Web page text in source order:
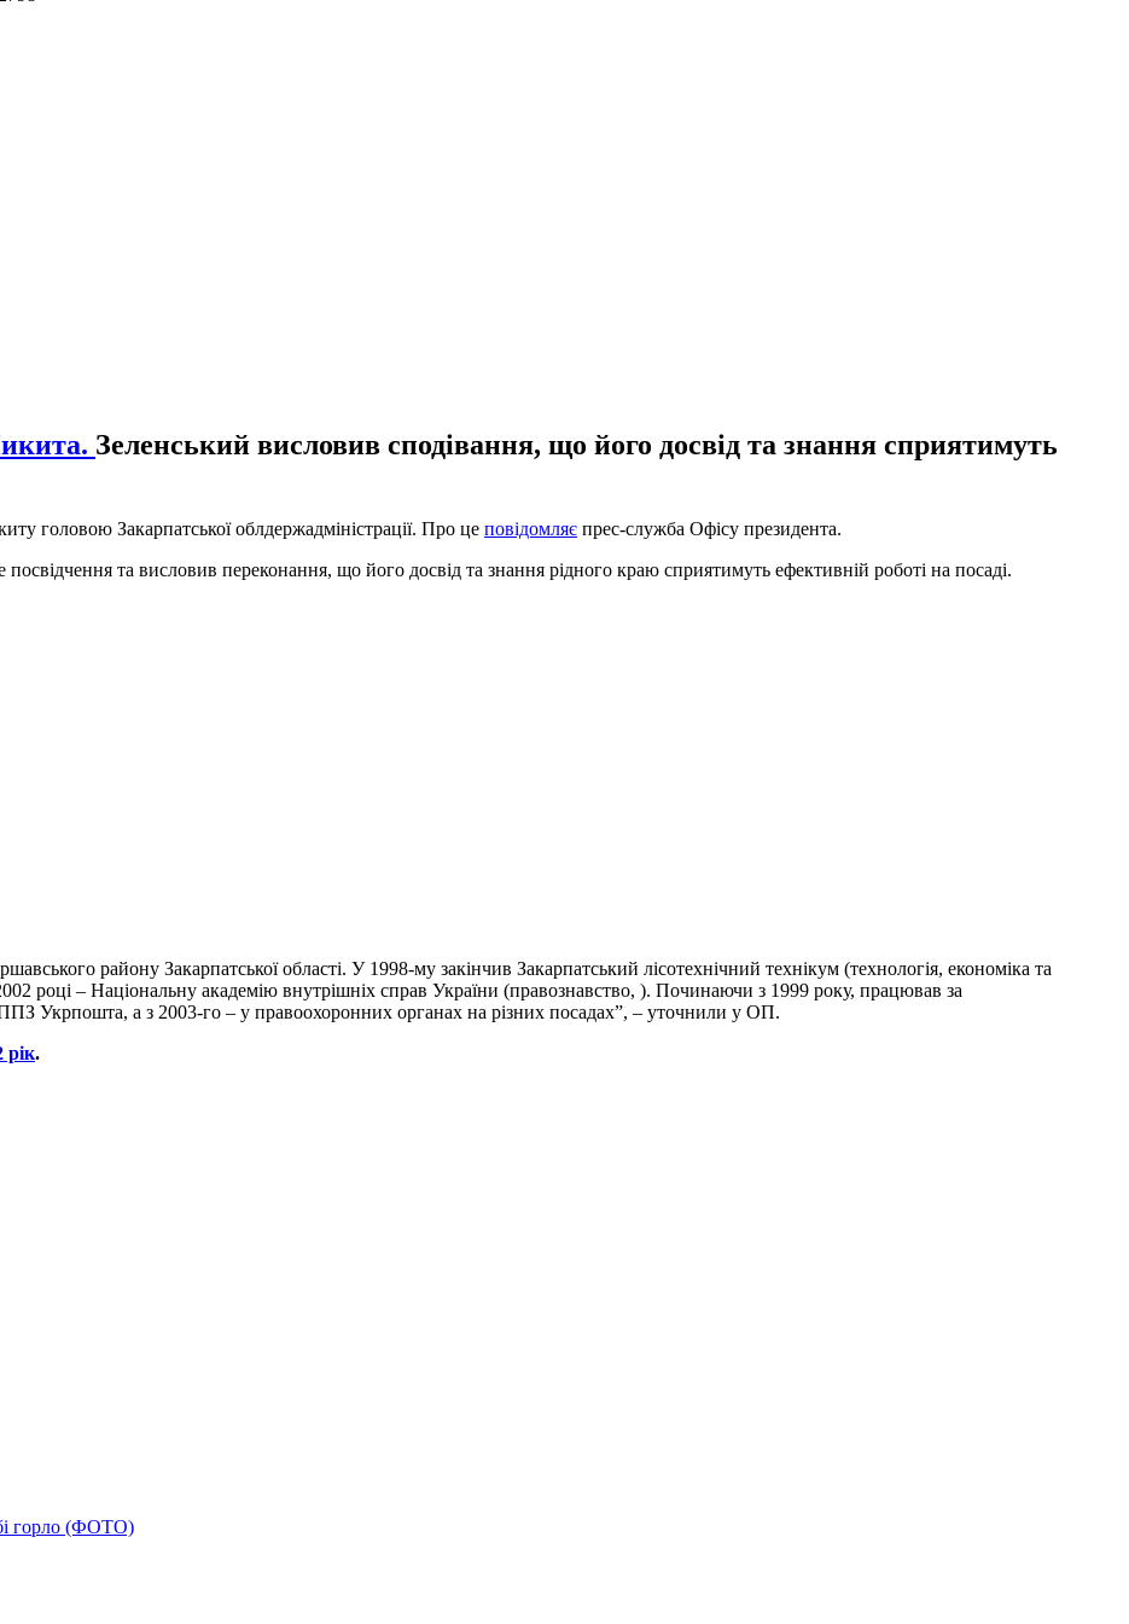
Зеленський висловив сподівання, що його досвід та знання сприятимуть
головою Закарпатської облдержадміністрації. Про це повідомляє прес-служба Офісу президента.
та висловив переконання, що його досвід та знання рідного краю сприятимуть ефективній роботі на посаді.
району Закарпатської області. У 1998-му закінчив Закарпатський лісотехнічний технікум (технологія, економіка та
році – Національну академію внутрішніх справ України (правознавство, ). Починаючи з 1999 року, працював за
Укрпошта, а з 2003-го – у правоохоронних органах на різних посадах”, – уточнили у ОП.
рік.
горло (ФОТО)